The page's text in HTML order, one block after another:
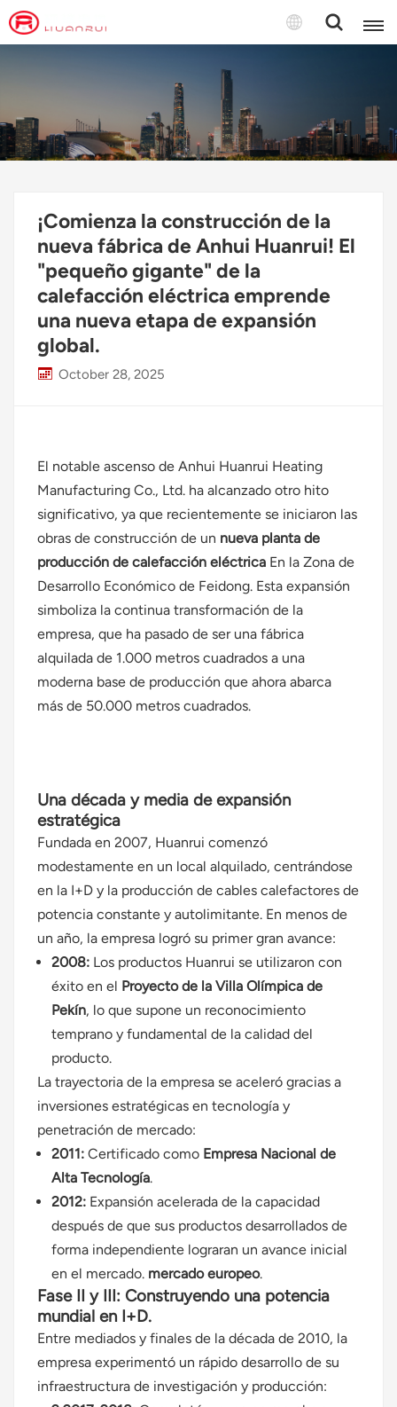
Español
English
français
русский
italiano
español
svenska
¡Comienza la construcción de la
nueva fábrica de Anhui Huanrui! El
"pequeño gigante" de la
calefacción eléctrica emprende
una nueva etapa de expansión
global.
October 28, 2025
El notable ascenso de Anhui Huanrui Heating
Manufacturing Co., Ltd. ha alcanzado otro hito
significativo, ya que recientemente se iniciaron las
obras de construcción de un nueva planta de
producción de calefacción eléctrica En la Zona de
Desarrollo Económico de Feidong. Esta expansión
simboliza la continua transformación de la
empresa, que ha pasado de ser una fábrica
alquilada de 1.000 metros cuadrados a una
moderna base de producción que ahora abarca
más de 50.000 metros cuadrados.
Una década y media de expansión
estratégica
Fundada en 2007, Huanrui comenzó
modestamente en un local alquilado, centrándose
en la I+D y la producción de cables calefactores de
potencia constante y autolimitante. En menos de
un año, la empresa logró su primer gran avance:
2008: Los productos Huanrui se utilizaron con
éxito en el Proyecto de la Villa Olímpica de
Pekín, lo que supone un reconocimiento
temprano y fundamental de la calidad del
producto.
La trayectoria de la empresa se aceleró gracias a
inversiones estratégicas en tecnología y
penetración de mercado:
2011: Certificado como Empresa Nacional de
Alta Tecnología.
2012: Expansión acelerada de la capacidad
después de que sus productos desarrollados de
forma independiente lograran un avance inicial
en el mercado. mercado europeo.
Fase II y III: Construyendo una potencia
mundial en I+D.
Entre mediados y finales de la década de 2010, la
empresa experimentó un rápido desarrollo de su
infraestructura de investigación y producción: